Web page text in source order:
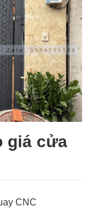
giá cửa
CNC